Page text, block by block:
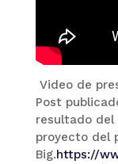
Video de
Post
resultado del
proyecto del
Big.https://